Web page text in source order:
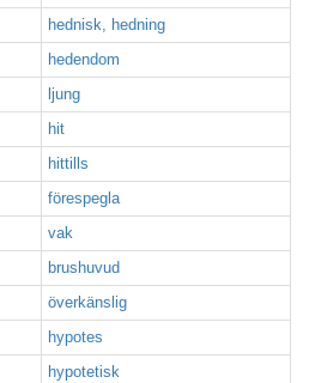
hednisk, hedning
hedendom
ljung
hit
hittills
förespegla
vak
brushuvud
överkänslig
hypotes
hypotetisk